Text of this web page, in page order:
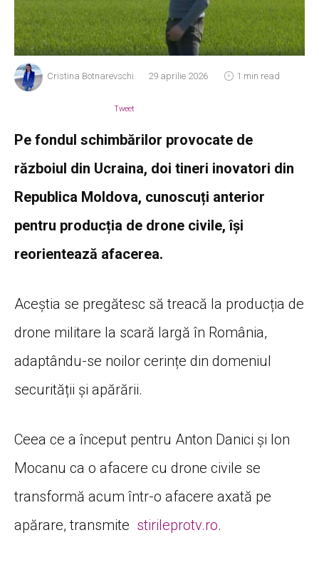
Cristina Botnarevschi 29 aprilie 2026 1 min read
Tweet
Pe fondul schimbărilor provocate de
războiul din Ucraina, doi tineri inovatori din
Republica Moldova, cunoscuți anterior
pentru producția de drone civile, își
reorientează afacerea.
Aceștia se pregătesc să treacă la producția de
drone militare la scară largă în România,
adaptându-se noilor cerințe din domeniul
securității și apărării.
Ceea ce a început pentru Anton Danici și Ion
Mocanu ca o afacere cu drone civile se
transformă acum într-o afacere axată pe
apărare, transmite stirileprotv.ro.